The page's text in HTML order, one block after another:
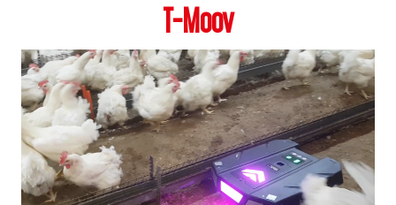
T-Moov